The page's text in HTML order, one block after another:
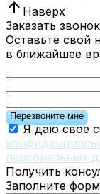
Наверх
Заказать звонок
Оставьте свой
в ближайшее
Перезвоните мне
Я даю свое
персональных
Получить
Заполните